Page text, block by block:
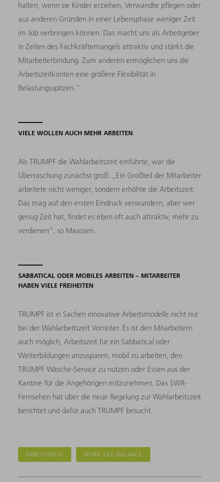
halten, wenn sie Kinder erziehen, Verwandte pflegen oder
aus anderen Gründen in einer Lebensphase weniger Zeit
im Job verbringen können. Das macht uns als Arbeitgeber
in Zeiten des Fachkräftemangels attraktiv und stärkt die
Mitarbeiterbindung. Zum anderen ermöglichen uns die
Arbeitszeitkonten eine größere Flexibilität in
Belastungsspitzen.“
VIELE WOLLEN AUCH MEHR ARBEITEN
Als TRUMPF die Wahlarbeitszeit einführte, war die
Überraschung zunächst groß: „Ein Großteil der Mitarbeiter
arbeitete nicht weniger, sondern erhöhte die Arbeitszeit.
Das mag auf den ersten Eindruck verwundern, aber wer
genug Zeit hat, findet es eben oft auch attraktiv, mehr zu
verdienen“, so Maassen.
SABBATICAL ODER MOBILES ARBEITEN – MITARBEITER
HABEN VIELE FREIHEITEN
TRUMPF ist in Sachen innovative Arbeitsmodelle nicht nur
bei der Wahlarbeitszeit Vorreiter. Es ist den Mitarbeitern
auch möglich, Arbeitszeit für ein Sabbatical oder
Weiterbildungen anzusparen, mobil zu arbeiten, den
TRUMPF Wäsche-Service zu nutzen oder Essen aus der
Kantine für die Angehörigen mitzunehmen. Das SWR-
Fernsehen hat über die neue Regelung zur Wahlarbeitszeit
berichtet und dafür auch TRUMPF besucht.
ARBEITSWELT WORK-LIFE-BALANCE